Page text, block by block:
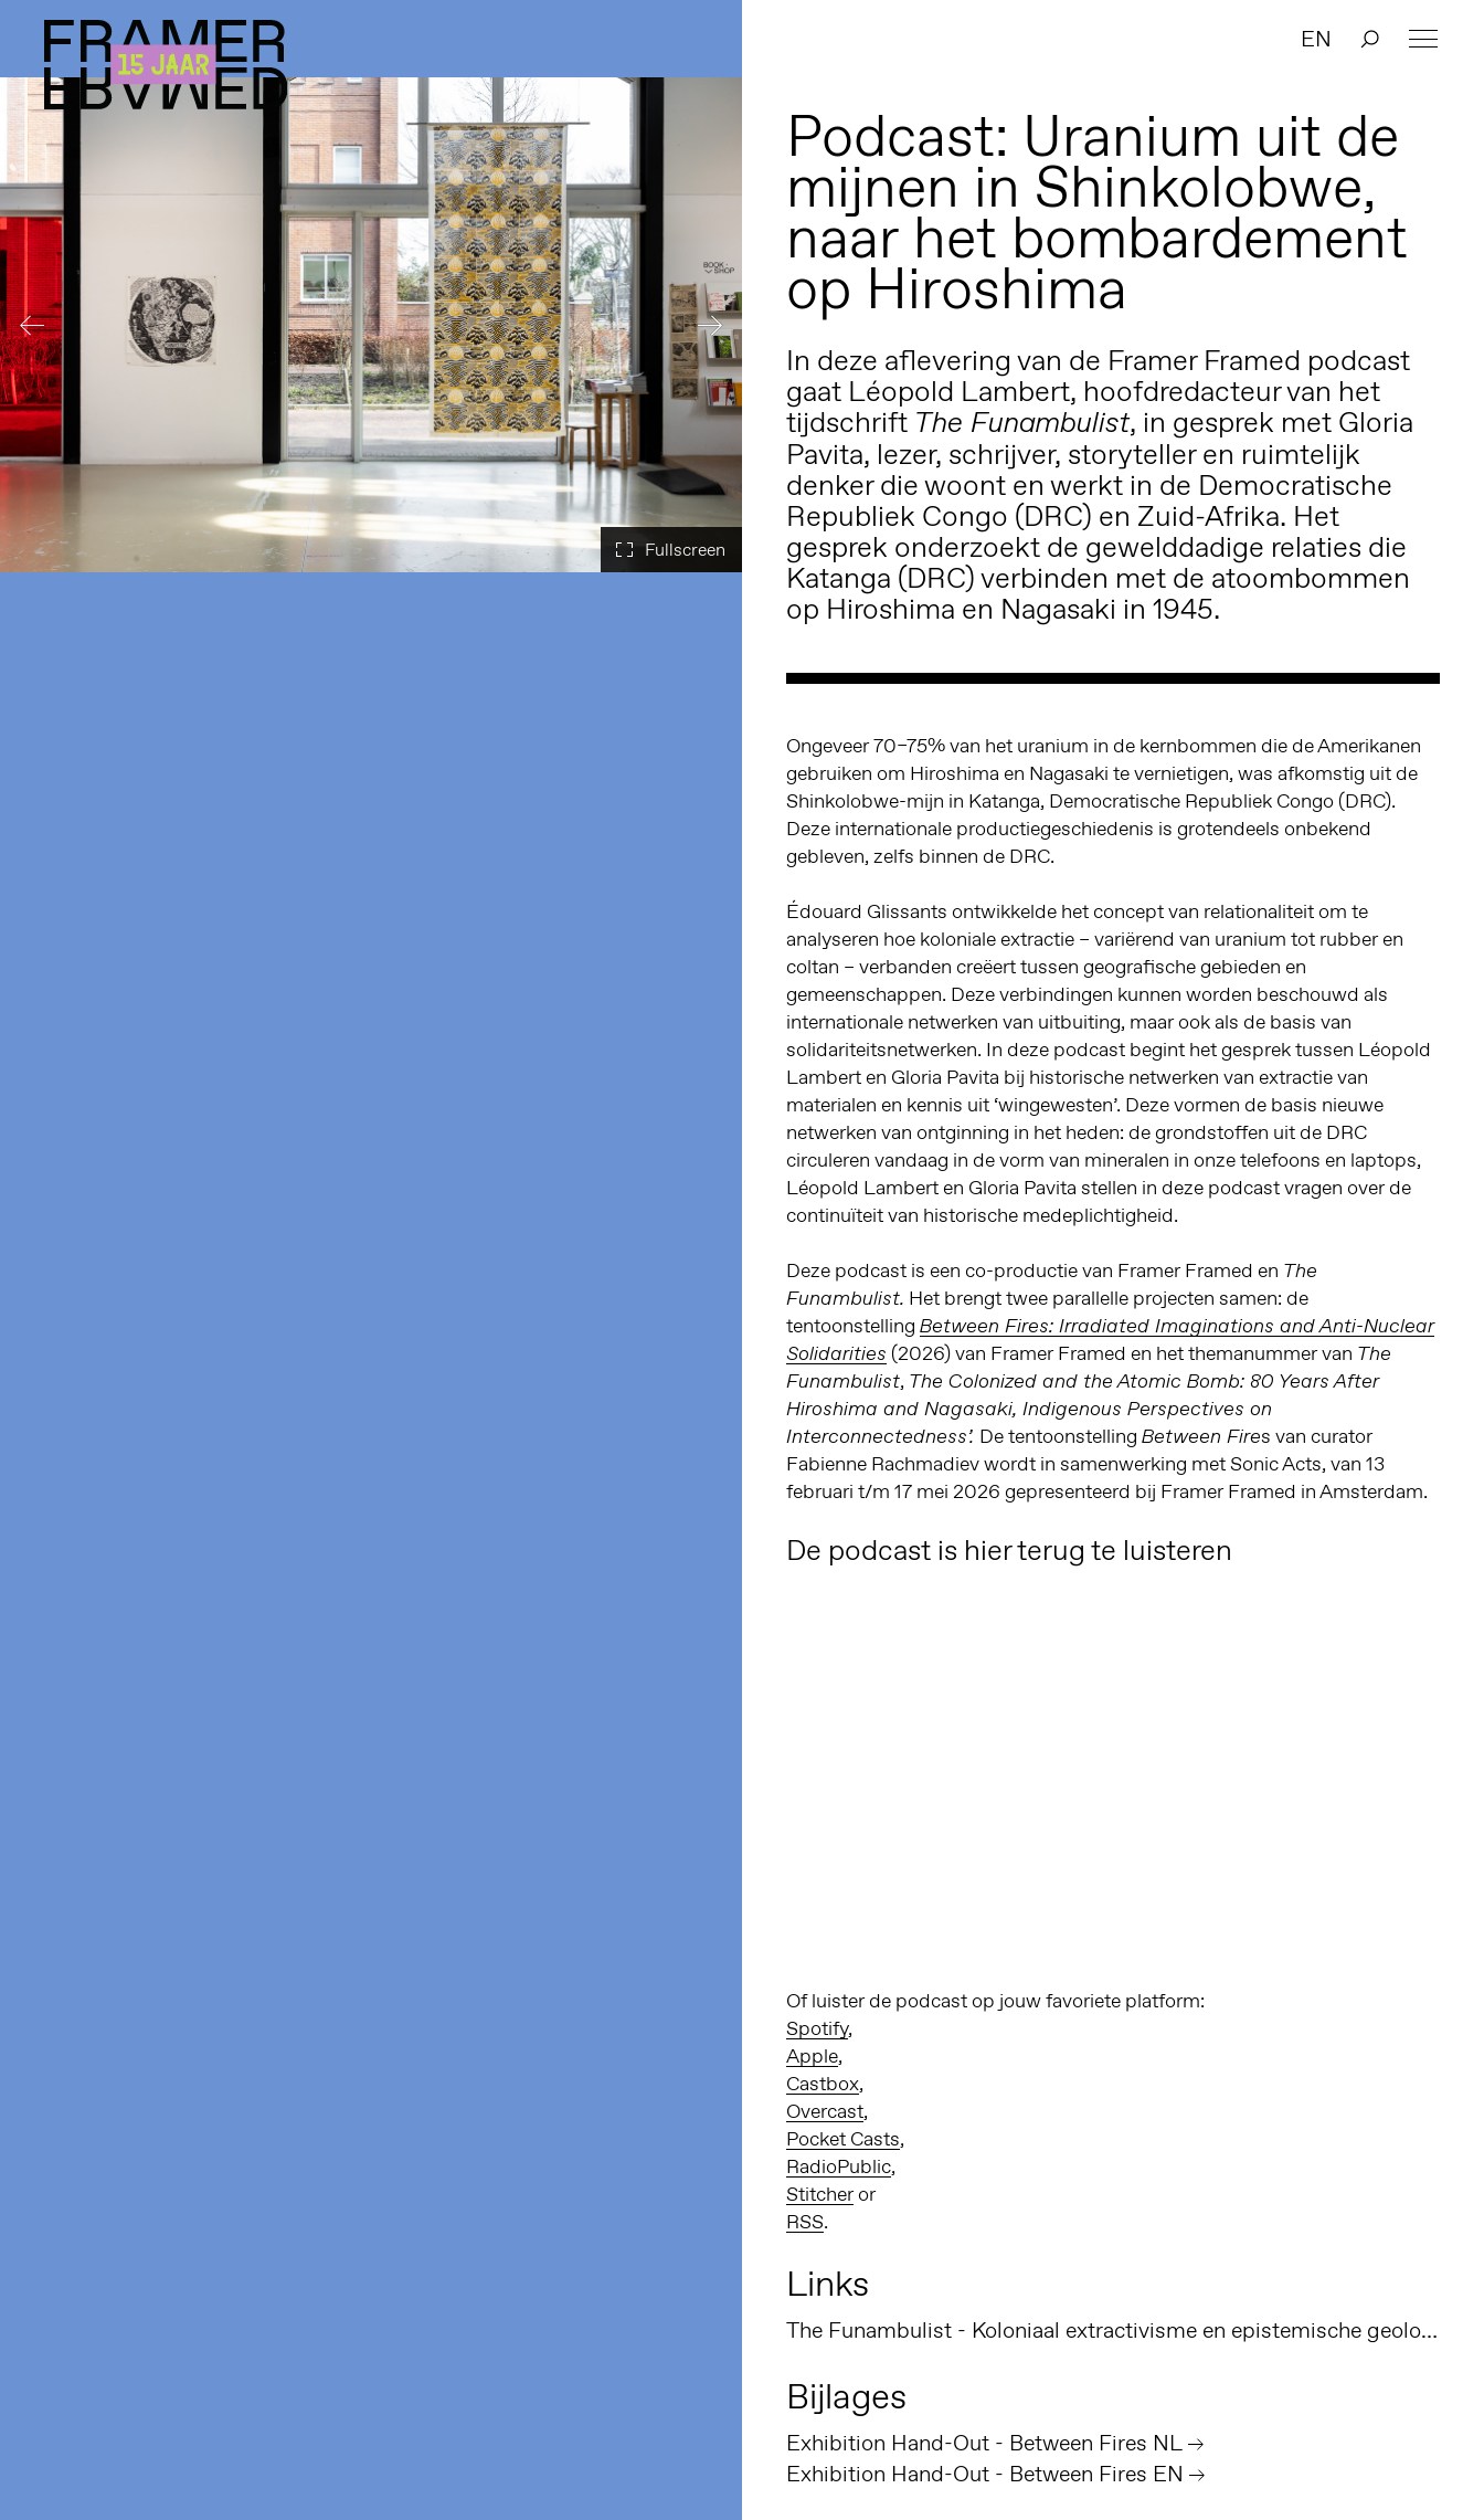
EN
Podcast: Uranium uit de
mijnen in Shinkolobwe,
naar het bombardement
op Hiroshima
In deze aflevering van de Framer Framed podcast
gaat Léopold Lambert, hoofdredacteur van het
tijdschrift The Funambulist, in gesprek met Gloria
Pavita, lezer, schrijver, storyteller en ruimtelijk
denker die woont en werkt in de Democratische
Republiek Congo (DRC) en Zuid-Afrika. Het
gesprek onderzoekt de gewelddadige relaties die
Katanga (DRC) verbinden met de atoombommen
op Hiroshima en Nagasaki in 1945.
Ongeveer 70–75% van het uranium in de kernbommen die de Amerikanen
gebruiken om Hiroshima en Nagasaki te vernietigen, was afkomstig uit de
Shinkolobwe-mijn in Katanga, Democratische Republiek Congo (DRC).
Deze internationale productiegeschiedenis is grotendeels onbekend
gebleven, zelfs binnen de DRC.
Édouard Glissants ontwikkelde het concept van relationaliteit om te
analyseren hoe koloniale extractie – variërend van uranium tot rubber en
coltan – verbanden creëert tussen geografische gebieden en
gemeenschappen. Deze verbindingen kunnen worden beschouwd als
internationale netwerken van uitbuiting, maar ook als de basis van
solidariteitsnetwerken. In deze podcast begint het gesprek tussen Léopold
Lambert en Gloria Pavita bij historische netwerken van extractie van
materialen en kennis uit ‘wingewesten’. Deze vormen de basis nieuwe
netwerken van ontginning in het heden: de grondstoffen uit de DRC
circuleren vandaag in de vorm van mineralen in onze telefoons en laptops,
Léopold Lambert en Gloria Pavita stellen in deze podcast vragen over de
continuïteit van historische medeplichtigheid.
Deze podcast is een co-productie van Framer Framed en The
Funambulist. Het brengt twee parallelle projecten samen: de
tentoonstelling Between Fires: Irradiated Imaginations and Anti-Nuclear
Solidarities (2026) van Framer Framed en het themanummer van The
Funambulist, The Colonized and the Atomic Bomb: 80 Years After
Hiroshima and Nagasaki, Indigenous Perspectives on
Interconnectedness’. De tentoonstelling Between Fires van curator
Fabienne Rachmadiev wordt in samenwerking met Sonic Acts, van 13
februari t/m 17 mei 2026 gepresenteerd bij Framer Framed in Amsterdam.
De podcast is hier terug te luisteren
Of luister de podcast op jouw favoriete platform:
Spotify,
Apple,
Castbox,
Overcast,
Pocket Casts,
RadioPublic,
Stitcheror
RSS.
Links
The Funambulist - Koloniaal extractivisme en epistemische geologieën in Congo
Bijlages
Exhibition Hand-Out - Between Fires NL
Exhibition Hand-Out - Between Fires EN